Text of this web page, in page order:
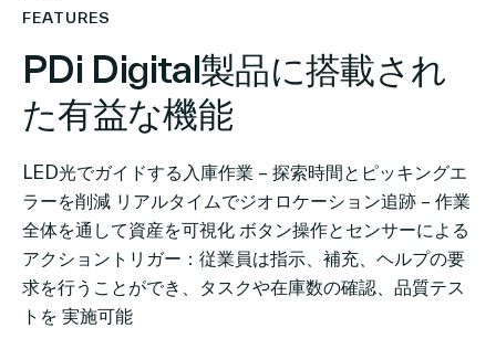
FEATURES
PDi Digital製品に搭載され
た有益な機能
LED光でガイドする入庫作業 – 探索時間とピッキングエ
ラーを削減 リアルタイムでジオロケーション追跡 – 作業
全体を通して資産を可視化 ボタン操作とセンサーによる
アクショントリガー：従業員は指示、補充、ヘルプの要
求を行うことができ、タスクや在庫数の確認、品質テス
トを 実施可能